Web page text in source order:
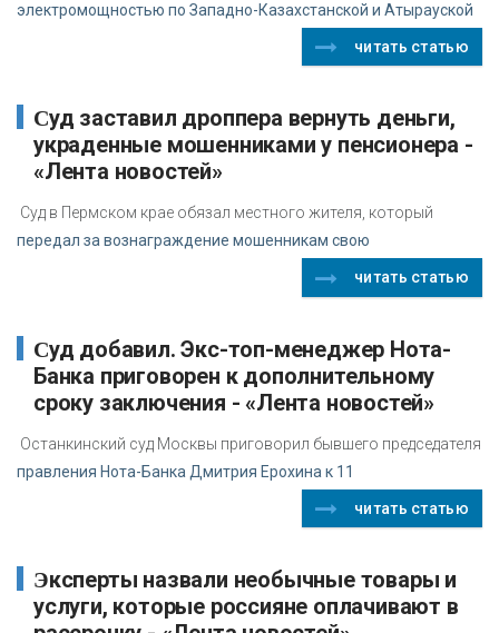
электромощностью по Западно-Казахстанской и Атырауской
читать статью
Суд заставил дроппера вернуть деньги,
украденные мошенниками у пенсионера -
«Лента новостей»
Суд в Пермском крае обязал местного жителя, который
передал за вознаграждение мошенникам свою
читать статью
Суд добавил. Экс-топ-менеджер Нота-
Банка приговорен к дополнительному
сроку заключения - «Лента новостей»
Останкинский суд Москвы приговорил бывшего председателя
правления Нота-Банка Дмитрия Ерохина к 11
читать статью
Эксперты назвали необычные товары и
услуги, которые россияне оплачивают в